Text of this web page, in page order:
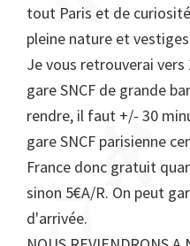
tout Paris et de
pleine nature et
Je vous retrouverai
gare SNCF de grande
rendre, il faut +/- 30
gare SNCF parisienne
France donc gratuit
sinon 5€A/R. On peut
d'arrivée.